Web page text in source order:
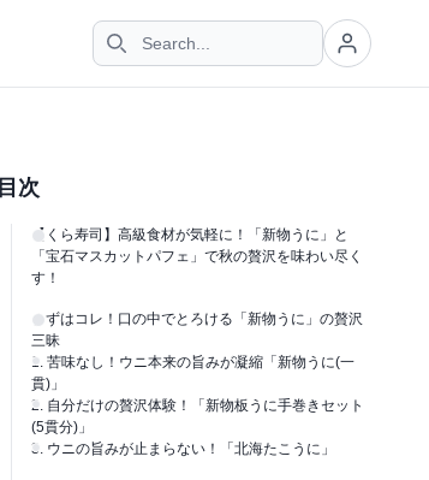
目次
【くら寿司】高級食材が気軽に！「新物うに」と
「宝石マスカットパフェ」で秋の贅沢を味わい尽く
す！
まずはコレ！口の中でとろける「新物うに」の贅沢
三昧
1. 苦味なし！ウニ本来の旨みが凝縮「新物うに(一
貫)」
2. 自分だけの贅沢体験！「新物板うに手巻きセット
(5貫分)」
3. ウニの旨みが止まらない！「北海たこうに」